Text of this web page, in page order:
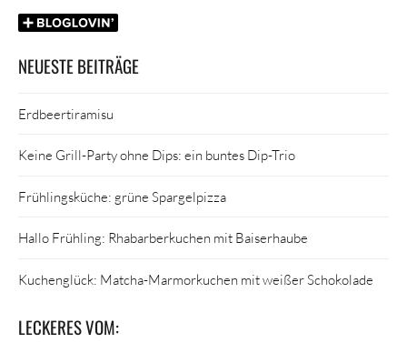
NEUESTE BEITRÄGE
Erdbeertiramisu
Keine Grill-Party ohne Dips: ein buntes Dip-Trio
Frühlingsküche: grüne Spargelpizza
Hallo Frühling: Rhabarberkuchen mit Baiserhaube
Kuchenglück: Matcha-Marmorkuchen mit weißer Schokolade
LECKERES VOM: